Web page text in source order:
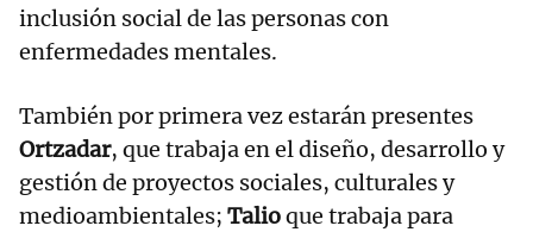
inclusión social de las personas con
enfermedades mentales.
También por primera vez estarán presentes
Ortzadar, que trabaja en el diseño, desarrollo y
gestión de proyectos sociales, culturales y
medioambientales; Talioque trabaja para